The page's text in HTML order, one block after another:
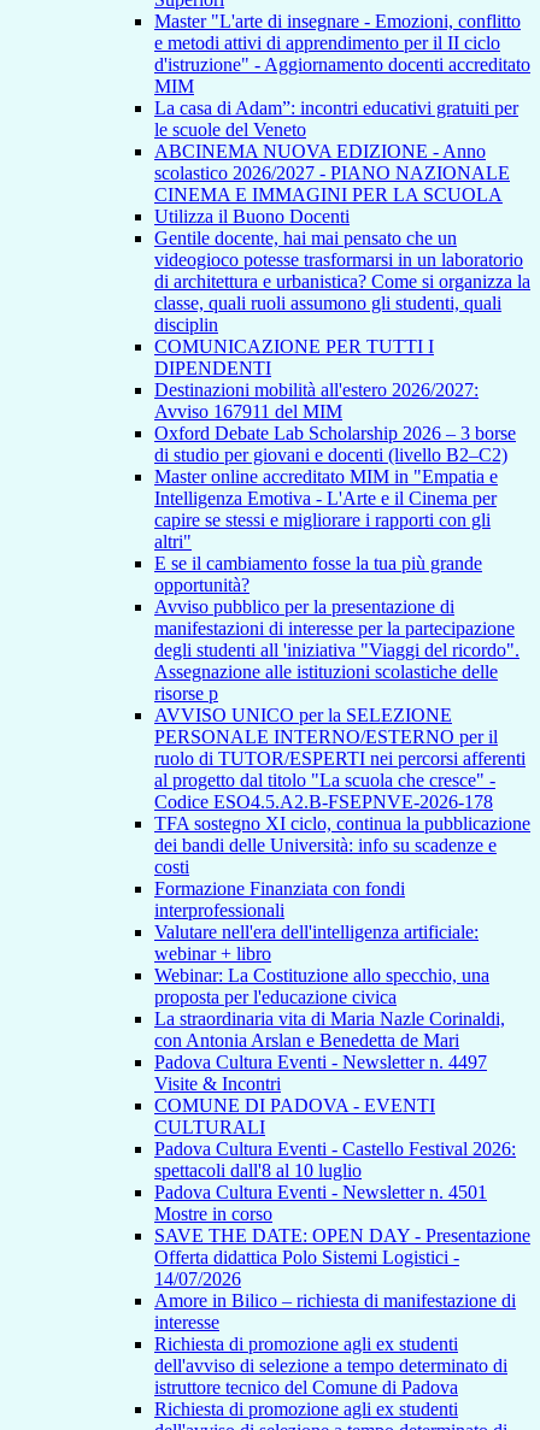
Master "L'arte di insegnare - Emozioni, conflitto
e metodi attivi di apprendimento per il II ciclo
d'istruzione" - Aggiornamento docenti accreditato
MIM
La casa di Adam”: incontri educativi gratuiti per
le scuole del Veneto
ABCINEMA NUOVA EDIZIONE - Anno
scolastico 2026/2027 - PIANO NAZIONALE
CINEMA E IMMAGINI PER LA SCUOLA
Utilizza il Buono Docenti
Gentile docente, hai mai pensato che un
videogioco potesse trasformarsi in un laboratorio
di architettura e urbanistica? Come si organizza la
classe, quali ruoli assumono gli studenti, quali
disciplin
COMUNICAZIONE PER TUTTI I
DIPENDENTI
Destinazioni mobilità all'estero 2026/2027:
Avviso 167911 del MIM
Oxford Debate Lab Scholarship 2026 – 3 borse
di studio per giovani e docenti (livello B2–C2)
Master online accreditato MIM in "Empatia e
Intelligenza Emotiva - L'Arte e il Cinema per
capire se stessi e migliorare i rapporti con gli
altri"
E se il cambiamento fosse la tua più grande
opportunità?
Avviso pubblico per la presentazione di
manifestazioni di interesse per la partecipazione
degli studenti all 'iniziativa "Viaggi del ricordo".
Assegnazione alle istituzioni scolastiche delle
risorse p
AVVISO UNICO per la SELEZIONE
PERSONALE INTERNO/ESTERNO per il
ruolo di TUTOR/ESPERTI nei percorsi afferenti
al progetto dal titolo "La scuola che cresce" -
Codice ESO4.5.A2.B-FSEPNVE-2026-178
TFA sostegno XI ciclo, continua la pubblicazione
dei bandi delle Università: info su scadenze e
costi
Formazione Finanziata con fondi
interprofessionali
Valutare nell'era dell'intelligenza artificiale:
webinar + libro
Webinar: La Costituzione allo specchio, una
proposta per l'educazione civica
La straordinaria vita di Maria Nazle Corinaldi,
con Antonia Arslan e Benedetta de Mari
Padova Cultura Eventi - Newsletter n. 4497
Visite & Incontri
COMUNE DI PADOVA - EVENTI
CULTURALI
Padova Cultura Eventi - Castello Festival 2026:
spettacoli dall'8 al 10 luglio
Padova Cultura Eventi - Newsletter n. 4501
Mostre in corso
SAVE THE DATE: OPEN DAY - Presentazione
Offerta didattica Polo Sistemi Logistici -
14/07/2026
Amore in Bilico – richiesta di manifestazione di
interesse
Richiesta di promozione agli ex studenti
dell'avviso di selezione a tempo determinato di
istruttore tecnico del Comune di Padova
Richiesta di promozione agli ex studenti